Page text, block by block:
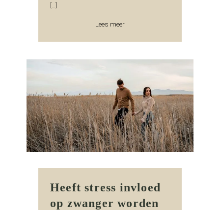
Lees meer
Heeft stress invloed
op zwanger worden